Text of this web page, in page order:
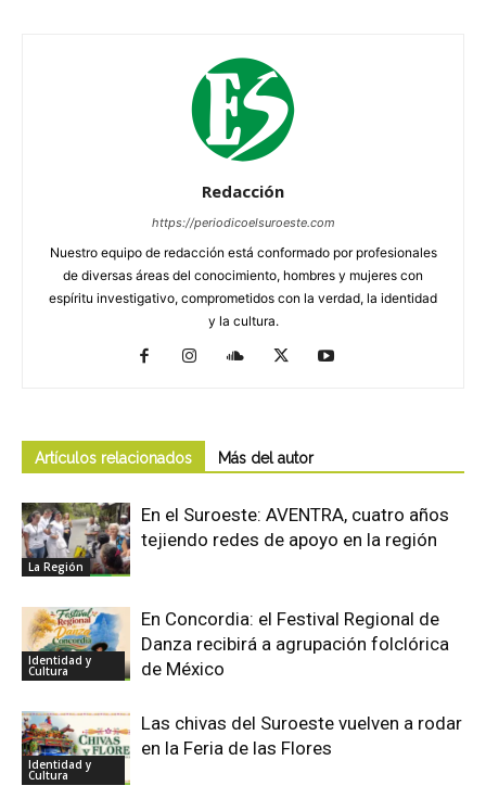
Redacción
https://periodicoelsuroeste.com
Nuestro equipo de redacción está conformado por profesionales
de diversas áreas del conocimiento, hombres y mujeres con
espíritu investigativo, comprometidos con la verdad, la identidad
y la cultura.
Artículos relacionados Más del autor
La Región
En el Suroeste: AVENTRA, cuatro años
tejiendo redes de apoyo en la región
Identidad y
Cultura
En Concordia: el Festival Regional de
Danza recibirá a agrupación folclórica
de México
Identidad y
Cultura
Las chivas del Suroeste vuelven a rodar
en la Feria de las Flores